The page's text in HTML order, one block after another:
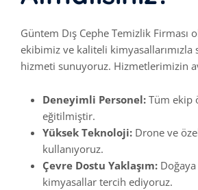
Güntem Dış Cephe Temizlik Firması
ekibimiz ve kaliteli kimyasallarımızla
hizmeti sunuyoruz. Hizmetlerimizin
Deneyimli Personel: Tüm ekip
eğitilmiştir.
Yüksek Teknoloji: Drone ve
kullanıyoruz.
Çevre Dostu Yaklaşım:
kimyasallar tercih ediyoruz.